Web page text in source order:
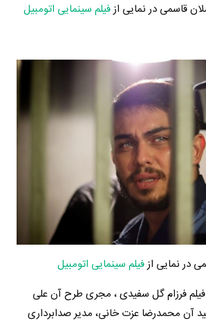
قاسمی در نمایی ازفیلم سینمایی اتومبیل
در نمایی ازفیلم سینمایی اتومبیل
فیلم فرزام گل سفیدی ، مجری طرح آن علی
آن محمدرضا عزت خانی، مدیر صدابرداری